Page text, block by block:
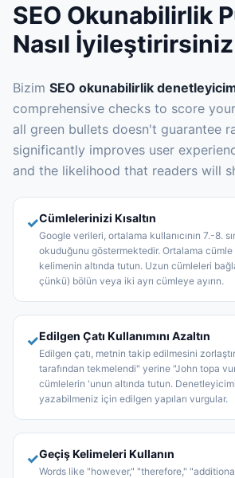
SEO Okunabilirlik
Nasıl İyileştirirsiniz
Bizim SEO okunabilirlik
comprehensive checks to score
all green bullets doesn't guarantee
significantly improves user
and the likelihood that readers will
✓Cümlelerinizi Kısaltın
Google verileri, ortalama kullanıcının 7.-8.
okuduğunu göstermektedir. Ortalama
kelimenin altında tutun. Uzun cümleleri
çünkü) bölün veya iki ayrı cümleye ayırın.
✓Edilgen Çatı Kullanımını Azaltın
Edilgen çatı, metnin takip edilmesini
tarafından tekmelendi" yerine "John topa
cümlelerin 'unun altında tutun.
yazabilmeniz için edilgen yapıları vurgular.
✓Geçiş Kelimeleri Kullanın
Words like "however," "therefore,"